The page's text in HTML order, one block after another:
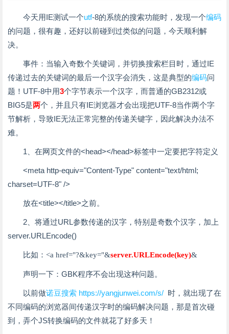
今天用IE测试一个utf-8的系统的搜索功能时，发现一个编码
的问题，很有趣，还好以前碰到过类似的问题，今天顺利解
决。
事件：当输入奇数个关键词，并切换搜索栏目时，通过IE
传递过去的关键词的最后一个汉字会消失，这是典型的编码问
题！UTF-8中用3个字节表示一个汉字，而普通的GB2312或
BIG5是两个，并且只有IE浏览器才会出现把UTF-8当作两个字
节解析，导致IE无法正常完整的传递关键字，因此解决办法不
难。
1、在网页文件的<head></head>标签中一定要把字符定义
<meta http-equiv="Content-Type" content="text/html;
charset=UTF-8" />
放在<title></title>之前。
2、将通过URL参数传递的汉字，特别是奇数个汉字，加上
server.URLEncode()
比如： <a href="?&key="&server.URLEncode(key)&
声明一下：GBK程序不会出现这种问题。
以前做诺豆搜索 https://yangjunwei.com/s/ 时，就出现了在
不同编码的浏览器间传递汉字时的编码解决问题，那是首次碰
到，弄个JS转换编码的文件就花了好多天！